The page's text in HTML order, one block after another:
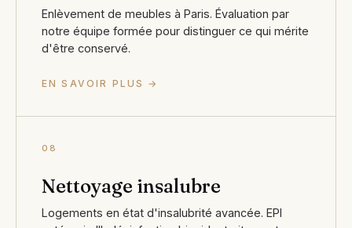
Enlèvement de meubles à Paris. Évaluation par
notre équipe formée pour distinguer ce qui mérite
d'être conservé.
EN SAVOIR PLUS →
08
Nettoyage insalubre
Logements en état d'insalubrité avancée. EPI